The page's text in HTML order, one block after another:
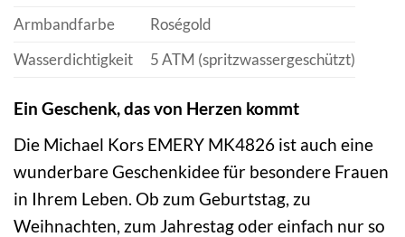
Armbandfarbe
Roségold
Wasserdichtigkeit
5 ATM (spritzwassergeschützt)
Ein Geschenk, das von Herzen kommt
Die Michael Kors EMERY MK4826 ist auch eine
wunderbare Geschenkidee für besondere Frauen
in Ihrem Leben. Ob zum Geburtstag, zu
Weihnachten, zum Jahrestag oder einfach nur so